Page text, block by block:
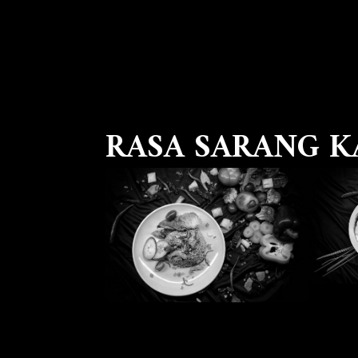
RASA SARANG